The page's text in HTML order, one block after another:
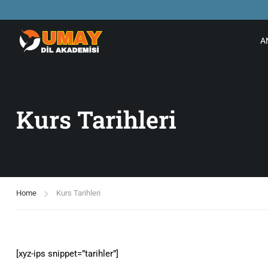
Kurs Tarihleri
Home Kurs Tarihleri
[xyz-ips snippet=”tarihler”]